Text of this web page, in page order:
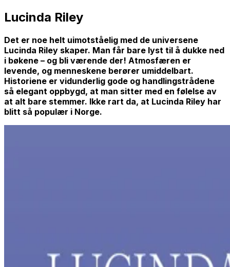
Lucinda Riley
Det er noe helt uimotståelig med de universene
Lucinda Riley skaper. Man får bare lyst til å dukke ned
i bøkene – og bli værende der! Atmosfæren er
levende, og menneskene berører umiddelbart.
Historiene er vidunderlig gode og handlingstrådene
så elegant oppbygd, at man sitter med en følelse av
at alt bare stemmer. Ikke rart da, at Lucinda Riley har
blitt så populær i Norge.